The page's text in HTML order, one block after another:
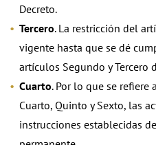
Decreto.
Tercero. La restricción del
vigente hasta que se dé
artículos Segundo y Tercero
Cuarto. Por lo que se
Cuarto, Quinto y Sexto, las
instrucciones establecidas